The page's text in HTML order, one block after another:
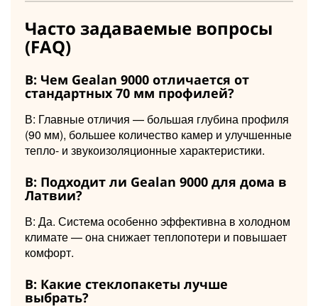
Часто задаваемые вопросы
(FAQ)
В: Чем Gealan 9000 отличается от
стандартных 70 мм профилей?
В: Главные отличия — большая глубина профиля
(90 мм), большее количество камер и улучшенные
тепло- и звукоизоляционные характеристики.
В: Подходит ли Gealan 9000 для дома в
Латвии?
В: Да. Система особенно эффективна в холодном
климате — она снижает теплопотери и повышает
комфорт.
В: Какие стеклопакеты лучше
выбрать?